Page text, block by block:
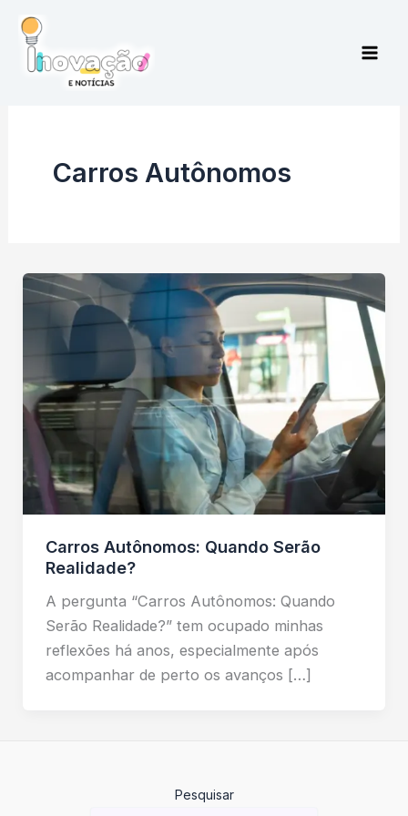
para
Carros Autônomos
Carros Autônomos: Quando Serão
Realidade?
A pergunta “Carros Autônomos: Quando
Serão Realidade?” tem ocupado minhas
reflexões há anos, especialmente após
acompanhar de perto os avanços […]
Pesquisar